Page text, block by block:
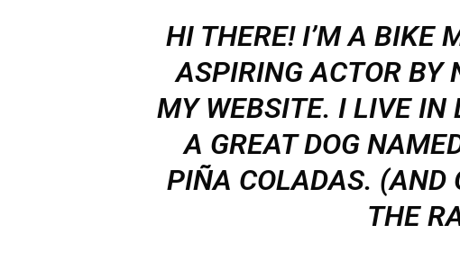
HI THERE! I’M A BIKE
ASPIRING ACTOR BY
MY WEBSITE. I LIVE IN
A GREAT DOG
PIÑA COLADAS. (AND
THE